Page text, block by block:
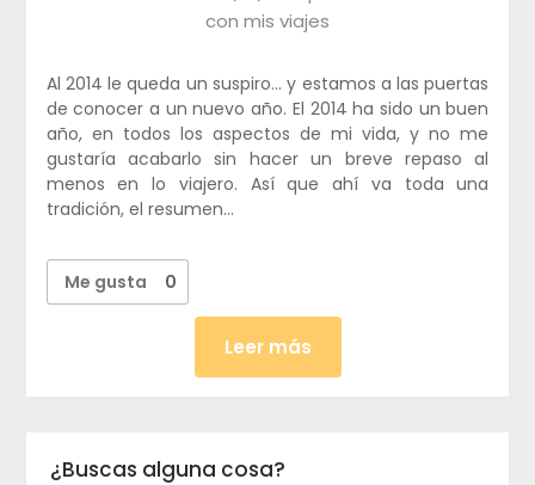
con mis viajes
Al 2014 le queda un suspiro… y estamos a las puertas
de conocer a un nuevo año. El 2014 ha sido un buen
año, en todos los aspectos de mi vida, y no me
gustaría acabarlo sin hacer un breve repaso al
menos en lo viajero. Así que ahí va toda una
tradición, el resumen…
Me gusta 0
Leer más
¿Buscas alguna cosa?